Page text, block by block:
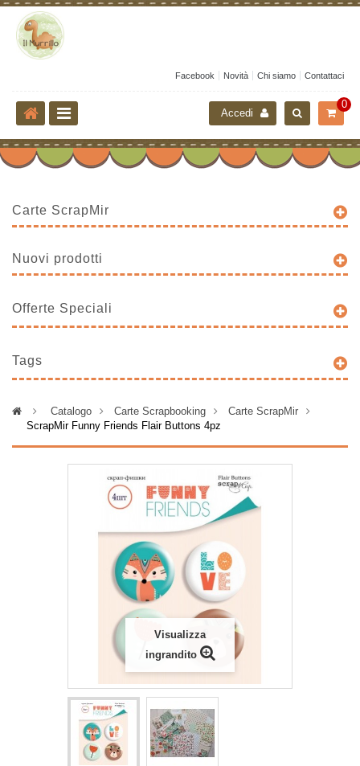
Facebook Novità Chi siamo Contattaci
0
Accedi
Carte ScrapMir
Nuovi prodotti
Offerte Speciali
Tags
> Catalogo > Carte Scrapbooking >
Carte ScrapMir
ScrapMir Funny Friends Flair Buttons 4pz
Visualizza
ingrandito